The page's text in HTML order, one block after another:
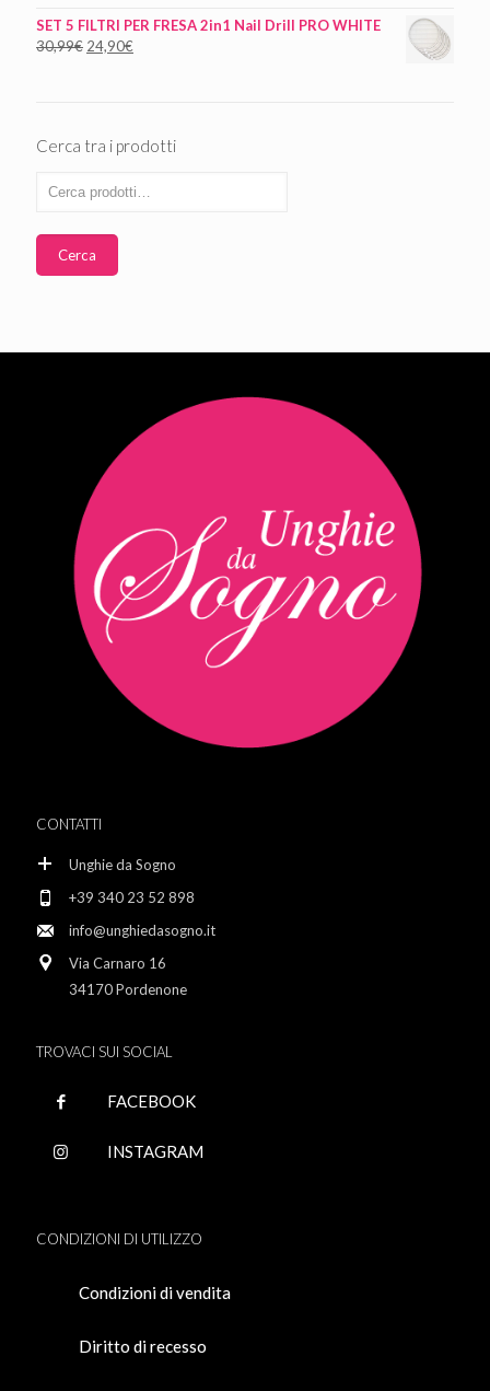
SET 5 FILTRI PER FRESA 2in1 Nail Drill PRO WHITE
30,99€ 24,90€
Cerca tra i prodotti
Cerca
CONTATTI
Unghie da Sogno
+39 340 23 52 898
info@unghiedasogno.it
Via Carnaro 16
34170 Pordenone
TROVACI SUI SOCIAL
FACEBOOK
INSTAGRAM
CONDIZIONI DI UTILIZZO
Condizioni di vendita
Diritto di recesso